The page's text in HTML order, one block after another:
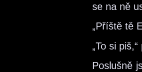
se na ně
„Příště tě
„To si
Poslušně